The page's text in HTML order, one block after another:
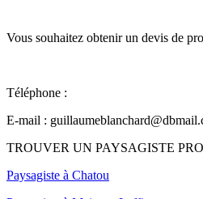
Vous souhaitez obtenir un devis de
Téléphone :
E-mail :
TROUVER UN PAYSAGISTE
Paysagiste à Chatou